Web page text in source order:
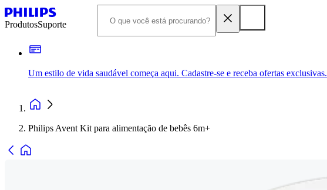
ProdutosSuporte
Um estilo de vida saudável começa aqui. Cadastre-se e receba ofertas exclusivas.
Philips Avent Kit para alimentação de bebês 6m+